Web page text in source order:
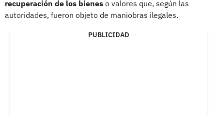
recuperación de los bienes o valores que, según las
autoridades, fueron objeto de maniobras ilegales.
PUBLICIDAD